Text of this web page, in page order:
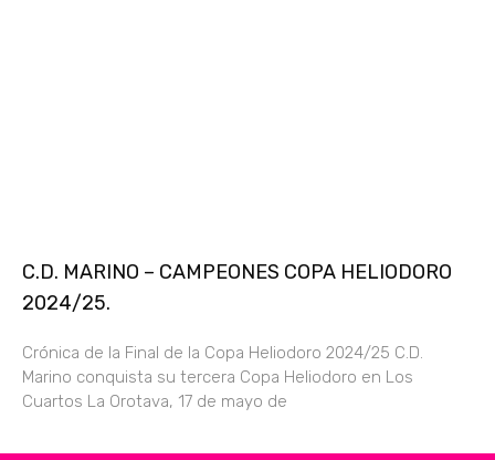
C.D. MARINO – CAMPEONES COPA HELIODORO
2024/25.
Crónica de la Final de la Copa Heliodoro 2024/25 C.D.
Marino conquista su tercera Copa Heliodoro en Los
Cuartos La Orotava, 17 de mayo de